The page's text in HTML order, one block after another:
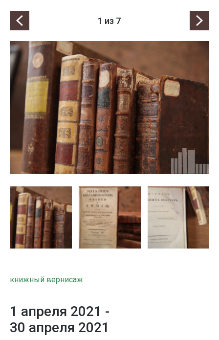
1 из 7
книжный вернисаж
1 апреля 2021 -
30 апреля 2021